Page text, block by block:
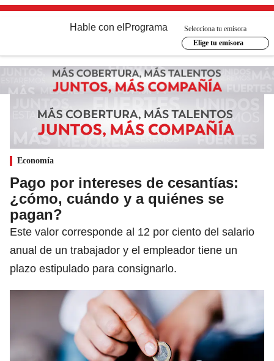
Hable con el Programa
Selecciona tu emisora
Elige tu emisora
Economía
Pago por intereses de cesantías:
¿cómo, cuándo y a quiénes se
pagan?
Este valor corresponde al 12 por ciento del salario
anual de un trabajador y el empleador tiene un
plazo estipulado para consignarlo.